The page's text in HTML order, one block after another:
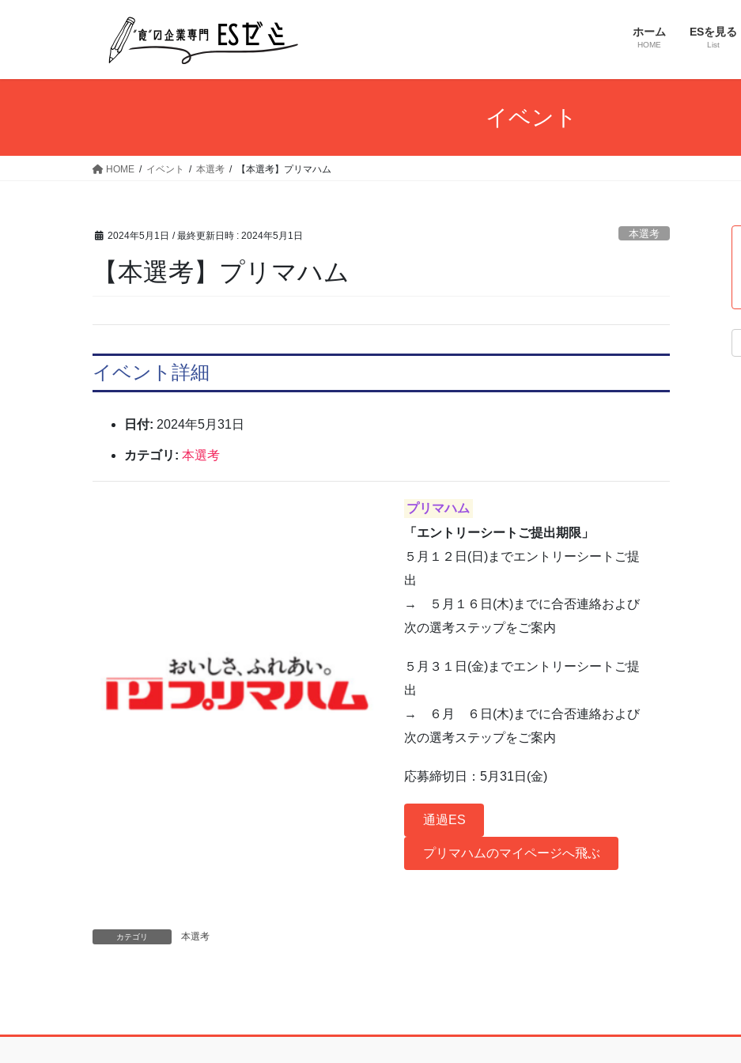
ッ
移
ホーム
HOME
ESを見る
List
イベント
HOME イベント 本選考 【本選考】プリマハム
2024年5月1日 / 最終更新日時 : 2024年5月1日 本選考
【本選考】プリマハム
イベント詳細
日付: 2024年5月31日
カテゴリ: 本選考
プリマハム
「エントリーシートご提出期限」
５月１２日(日)までエントリーシートご提
出
→ ５月１６日(木)までに合否連絡および
次の選考ステップをご案内
５月３１日(金)までエントリーシートご提
出
→ ６月 ６日(木)までに合否連絡および
次の選考ステップをご案内
応募締切日：5月31日(金)
通過ES
プリマハムのマイページへ飛ぶ
カテゴリ 本選考